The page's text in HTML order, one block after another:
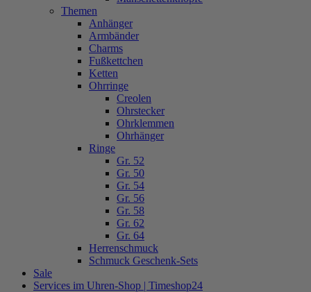
Themen
Anhänger
Armbänder
Charms
Fußkettchen
Ketten
Ohrringe
Creolen
Ohrstecker
Ohrklemmen
Ohrhänger
Ringe
Gr. 52
Gr. 50
Gr. 54
Gr. 56
Gr. 58
Gr. 62
Gr. 64
Herrenschmuck
Schmuck Geschenk-Sets
Sale
Services im Uhren-Shop | Timeshop24